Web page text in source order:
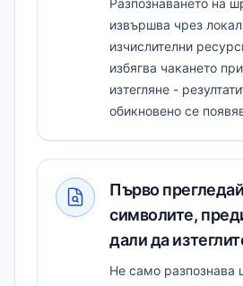
Разпознаването на
извършва чрез
изчислителни
избягва чакането
изтегляне -
обикновено се
Първо
символите,
дали да
Не само разпознава